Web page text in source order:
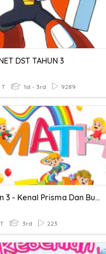
DST TAHUN 3
T 1st - 3rd 9289
Tahun 3 - Kenal Prisma Dan Bukan Prisma
3rd 223